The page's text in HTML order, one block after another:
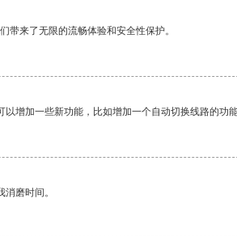
带来了无限的流畅体验和安全性保护。
增加一些新功能，比如增加一个自动切换线路的功能
磨时间。